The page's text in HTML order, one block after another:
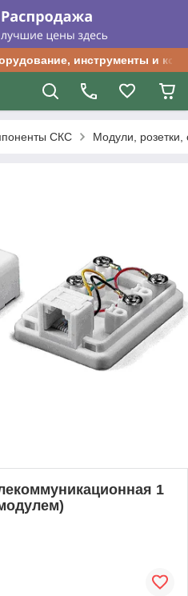
инструменты и
СКС Модули, розетки,
1